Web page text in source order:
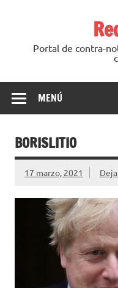
Portal de contra-
MENÚ
BORISLITIO
17 marzo, 2021